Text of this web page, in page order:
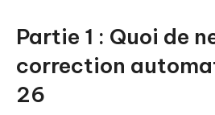
Afficher plus
Partie 1 : Quoi de
correction
26